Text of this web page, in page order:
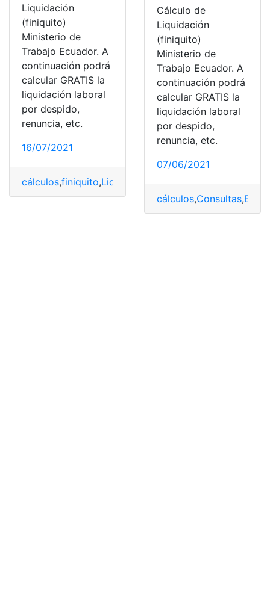
Liquidación
(finiquito)
Ministerio de
Trabajo Ecuador. A
continuación podrá
calcular GRATIS la
liquidación laboral
por despido,
renuncia, etc.
16/07/2021
cálculos,finiquito,Liquidación,Ministerio de trabajo
Cálculo de
Liquidación
(finiquito)
Ministerio de
Trabajo Ecuador. A
continuación podrá
calcular GRATIS la
liquidación laboral
por despido,
renuncia, etc.
07/06/2021
cálculos,Consultas,